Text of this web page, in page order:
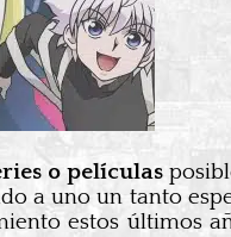
o películas
a uno un tanto
estos últimos